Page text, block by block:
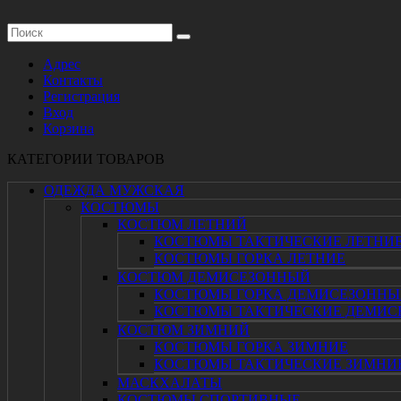
Адрес
Контакты
Регистрация
Вход
Корзина
КАТЕГОРИИ ТОВАРОВ
ОДЕЖДА МУЖСКАЯ
КОСТЮМЫ
КОСТЮМ ЛЕТНИЙ
КОСТЮМЫ ТАКТИЧЕСКИЕ
КОСТЮМЫ ГОРКА ЛЕТНИЕ
КОСТЮМ ДЕМИСЕЗОННЫЙ
КОСТЮМЫ ГОРКА
КОСТЮМЫ ТАКТИЧЕСКИЕ
КОСТЮМ ЗИМНИЙ
КОСТЮМЫ ГОРКА ЗИМНИЕ
КОСТЮМЫ ТАКТИЧЕСКИЕ
МАСКХАЛАТЫ